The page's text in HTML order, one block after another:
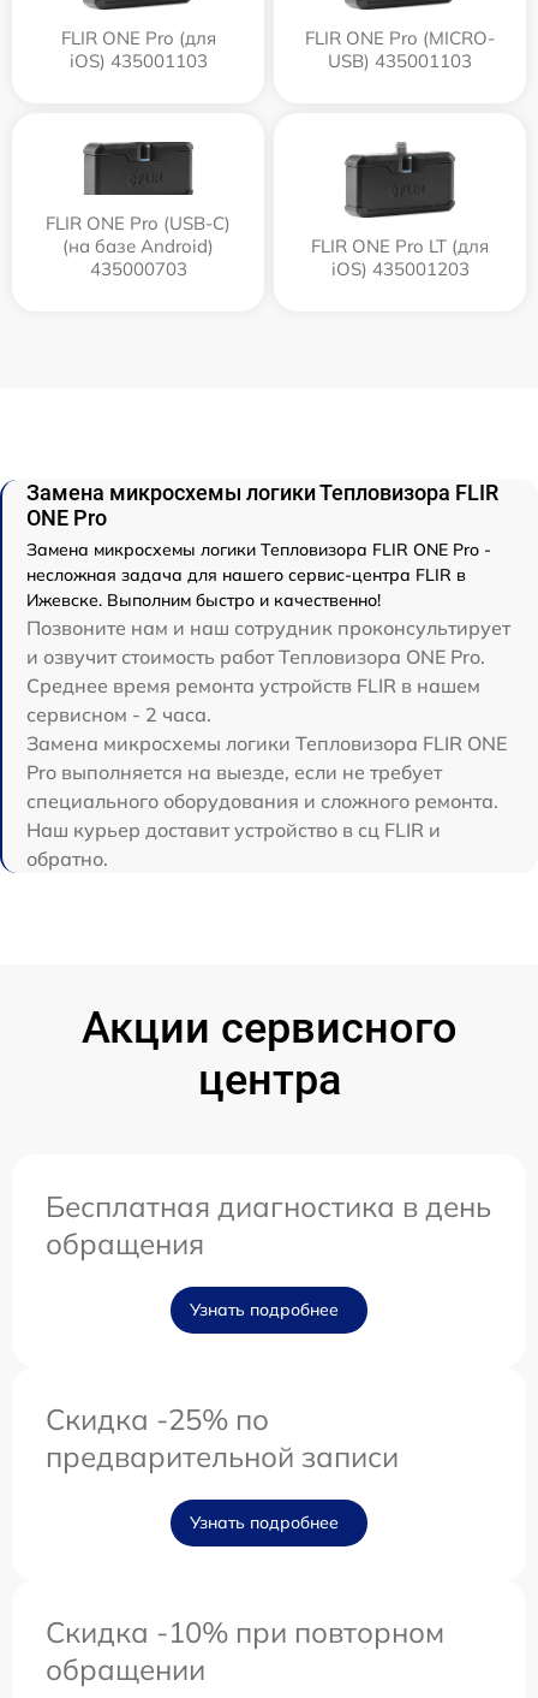
FLIR ONE Pro (для
iOS) 435001103
FLIR ONE Pro (MICRO-
USB) 435001103
FLIR ONE Pro (USB-C)
(на базе Android)
435000703
FLIR ONE Pro LT (для
iOS) 435001203
Замена микросхемы логики Тепловизора FLIR
ONE Pro
Замена микросхемы логики Тепловизора FLIR ONE Pro -
несложная задача для нашего сервис-центра FLIR в
Ижевске. Выполним быстро и качественно!
Позвоните нам и наш сотрудник проконсультирует
и озвучит стоимость работ Тепловизора ONE Pro.
Среднее время ремонта устройств FLIR в нашем
сервисном - 2 часа.
Замена микросхемы логики Тепловизора FLIR ONE
Pro выполняется на выезде, если не требует
специального оборудования и сложного ремонта.
Наш курьер доставит устройство в сц FLIR и
обратно.
Акции сервисного
центра
Бесплатная диагностика в день
обращения
Узнать подробнее
Скидка -25% по
предварительной записи
Узнать подробнее
Скидка -10% при повторном
обращении